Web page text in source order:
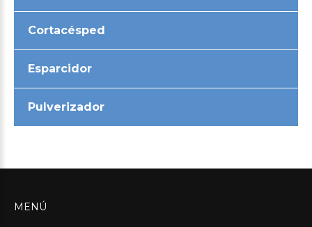
Cortacésped
Esparcidor
Pulverizador
MENÚ